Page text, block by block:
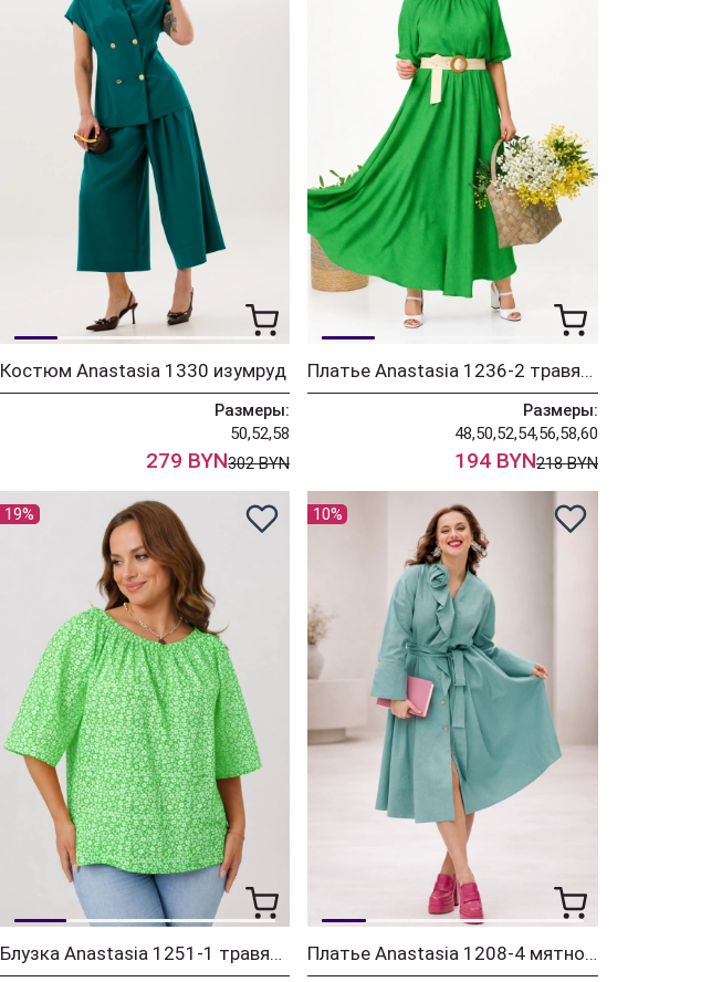
Костюм Anastasia 1330 изумруд
Размеры:
50,52,58
279 BYN302 BYN
Платье Anastasia 1236-2 травяной зеленый
Размеры:
48,50,52,54,56,58,60
194 BYN218 BYN
19%
Блузка Anastasia 1251-1 травяной
10%
Платье Anastasia 1208-4 мятно-голубой